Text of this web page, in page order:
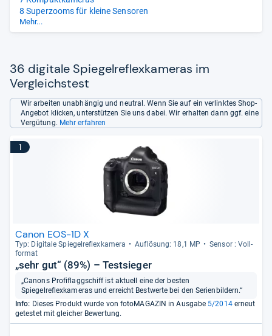
8 Superzooms für kleine Sensoren
8 Super-Weitwinkelzooms für kleine Sensoren
8 Super-Weitwinkelzooms für Vollformat
Mehr...
36 digitale Spiegelreflexkameras im
Vergleichstest
Wir arbeiten unabhängig und neutral. Wenn Sie auf ein verlinktes Shop-
Angebot klicken, unterstützen Sie uns dabei. Wir erhalten dann ggf. eine
Vergütung. Mehr erfahren
1
Canon EOS-1D X
Typ: Digi­tale Spie­gel­re­flex­ka­mera Auf­lö­sung: 18,1 MP
Sen­sor : Voll­
for­mat
„sehr gut“ (89%) – Testsieger
„Canons Profiflaggschiff ist aktuell eine der besten
Spiegelreflexkameras und erreicht Bestwerte bei den Serienbildern.“
Info: Dieses Produkt wurde von fotoMAGAZIN in Ausgabe 5/2014erneut
getestet mit gleicher Bewertung.